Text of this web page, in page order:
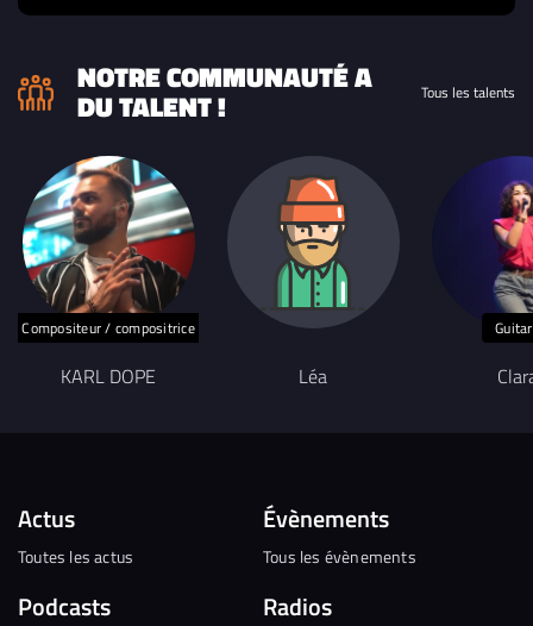
NOTRE COMMUNAUTÉ A
DU TALENT ! Tous les talents
Compositeur / compositrice
KARL DOPE Léa
Actus
Toutes les actus
Podcasts
Évènements
Tous les évènements
Radios